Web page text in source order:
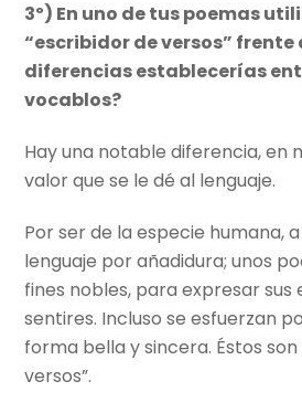
3º) En uno de tus poemas
“escribidor de versos” frente
diferencias establecerías
vocablos?
Hay una notable diferencia, en
valor que se le dé al lenguaje.
Por ser de la especie humana,
lenguaje por añadidura; unos
fines nobles, para expresar sus
sentires. Incluso se esfuerzan
forma bella y sincera. Éstos
versos”.